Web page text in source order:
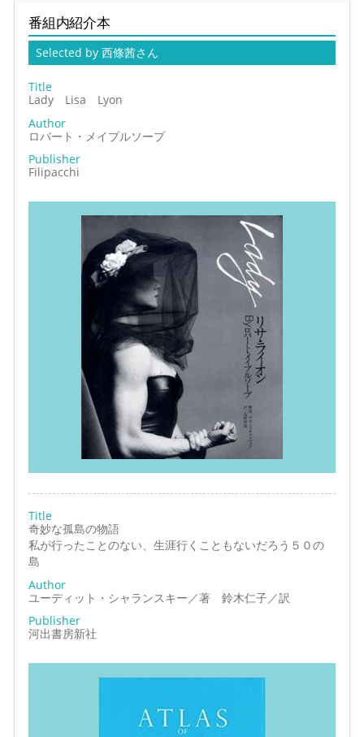
番組内紹介本
Selected by 西條茜さん
Title
Lady Lisa Lyon
Author
ロバート・メイプルソープ
Publisher
Filipacchi
Title
奇妙な孤島の物語
私が行ったことのない、生涯行くこともないだろう５０の
島
Author
ユーディット・シャランスキー／著 鈴木仁子／訳
Publisher
河出書房新社